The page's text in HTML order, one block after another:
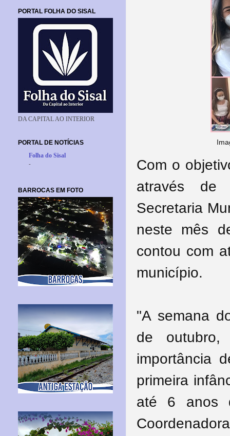
Com o
através de
Secretaria
neste mês
contou com
município.
"A semana
de
importância
primeira
até 6 anos
PORTAL FOLHA DO SISAL
DA CAPITAL AO INTERIOR
PORTAL DE NOTÍCIAS
Folha do Sisal
-
BARROCAS EM FOTO